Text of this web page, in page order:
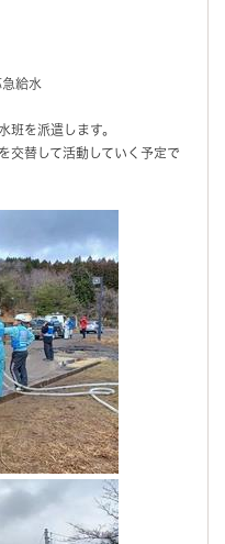
給水
班を派遣します。
交替して活動していく予定で